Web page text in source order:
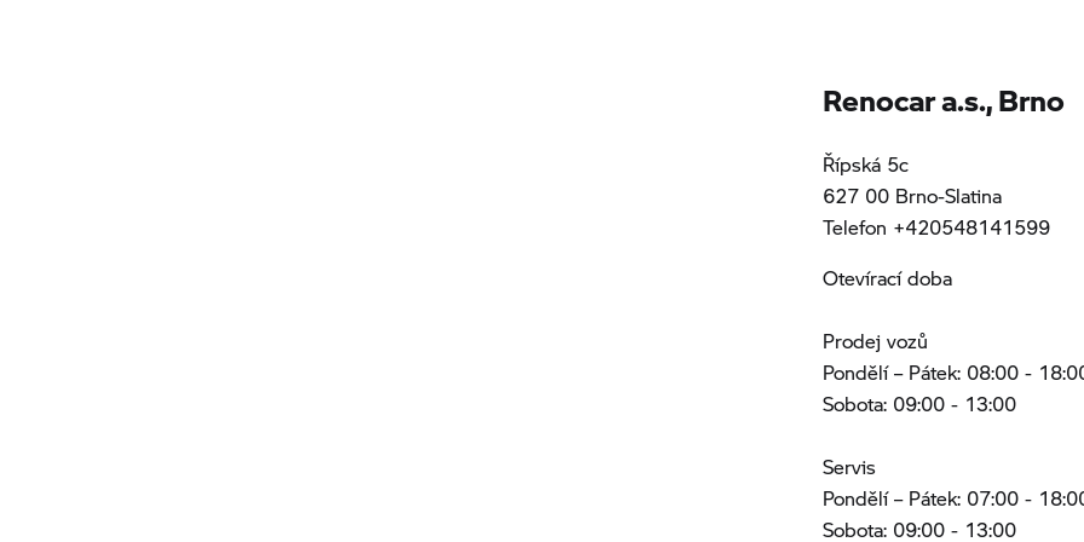
Renocar a.s., Brno
Řípská 5c
627 00 Brno-Slatina
Telefon +420548141599
Otevírací doba
Prodej vozů
Pondělí – Pátek: 08:00 -
Sobota: 09:00 - 13:00
Servis
Pondělí – Pátek: 07:00 -
Sobota: 09:00 - 13:00